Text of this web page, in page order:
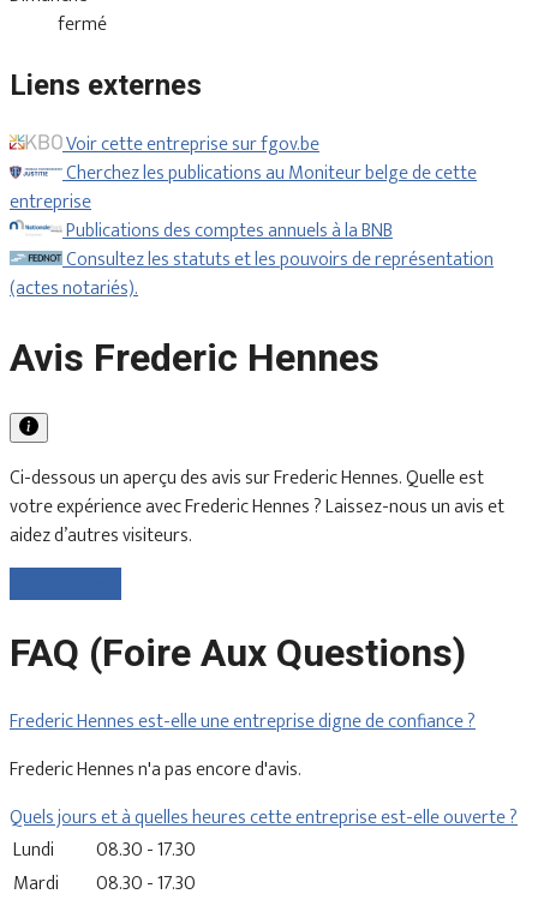
fermé
Liens externes
Voir cette entreprise sur fgov.be
Cherchez les publications au Moniteur belge de cette
entreprise
Publications des comptes annuels à la BNB
Consultez les statuts et les pouvoirs de représentation
(actes notariés).
Avis Frederic Hennes
Ci-dessous un aperçu des avis sur Frederic Hennes. Quelle est
votre expérience avec Frederic Hennes ? Laissez-nous un avis et
aidez d’autres visiteurs.
FAQ (Foire Aux Questions)
Frederic Hennes est-elle une entreprise digne de confiance ?
Frederic Hennes n'a pas encore d'avis.
Quels jours et à quelles heures cette entreprise est-elle ouverte ?
Lundi
08.30 - 17.30
Mardi
08.30 - 17.30